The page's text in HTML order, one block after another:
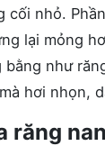
cối nhỏ.
lại mỏng
bằng như
hơi nhọn,
răng